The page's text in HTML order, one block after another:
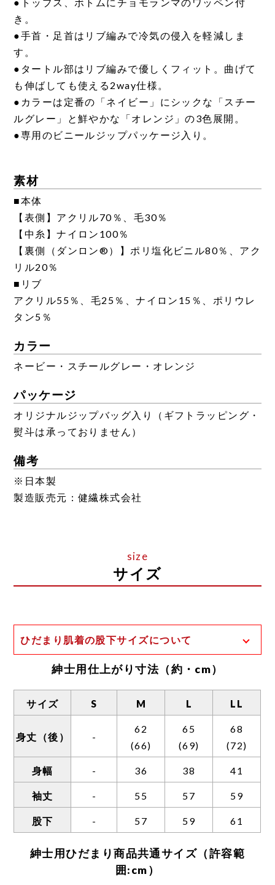
き。
●手首・足首はリブ編みで冷気の侵入を軽減しま
す。
●タートル部はリブ編みで優しくフィット。曲げて
も伸ばしても使える2way仕様。
●カラーは定番の「ネイビー」にシックな「スチー
ルグレー」と鮮やかな「オレンジ」の3色展開。
●専用のビニールジップパッケージ入り。
素材
■本体
【表側】アクリル70％、毛30％
【中糸】ナイロン100％
【裏側（ダンロン®）】ポリ塩化ビニル80％、アク
リル20％
■リブ
アクリル55％、毛25％、ナイロン15％、ポリウレ
タン5％
カラー
ネービー・スチールグレー・オレンジ
パッケージ
オリジナルジップバッグ入り（ギフトラッピング・
熨斗は承っておりません）
備考
※日本製
製造販売元：健繊株式会社
サイズ
ひだまり肌着の股下サイズについて
一般的な股下の計測方法は、足の付け根から
ひだまり肌着の場合、股上が深く、前股上と
後股上のサイズ差が大きいため、独自の計測
方法を用いております。
そのため、一般的な計測方法に置き換えた場
た長さとなります。
定となっております。
●一般的な肌着に比べ伸縮性が高いため。
●生地に厚みがあり、靴下をはいた場合、肌着
と重なる部分が膨れてしまうのを防ぐため。
紳士用仕上がり寸法（約・cm）
サイズ S M L LL
身丈（後） -
62
(66)
65
(69)
68
(72)
身幅 - 36 38 41
袖丈 - 55 57 59
股下 - 57 59 61
紳士用ひだまり商品共通サイズ（許容範
囲:cm）